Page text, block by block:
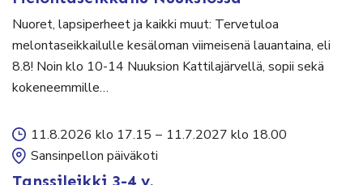
Nuoret, lapsiperheet ja kaikki muut: Tervetuloa
melontaseikkailulle kesäloman viimeisenä lauantaina, eli
8.8! Noin klo 10-14 Nuuksion Kattilajärvellä, sopii sekä
kokeneemmille…
11.8.2026 klo 17.15 – 11.7.2027 klo 18.00
Sansinpellon päiväkoti
Tanssileikki 3-4 v.